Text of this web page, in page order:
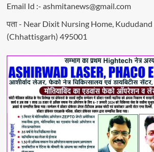
Email Id :- ashmitanews@gmail.com
पता - Near Dixit Nursing Home,
(Chhattisgarh) 495001